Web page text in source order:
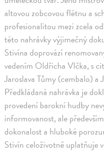
altovou zobcovou flétnu a
profesionalitou mezi zcela
této nahrávky výjimečný
Stivína doprovází
vedením Oldřicha Vlčka, s
Jaroslava Tůmy (cembalo)
Předkládaná nahrávka je
provedení barokní hudby
informovanost, ale
dokonalost a hluboké
Stivín celoživotně uplatňuje